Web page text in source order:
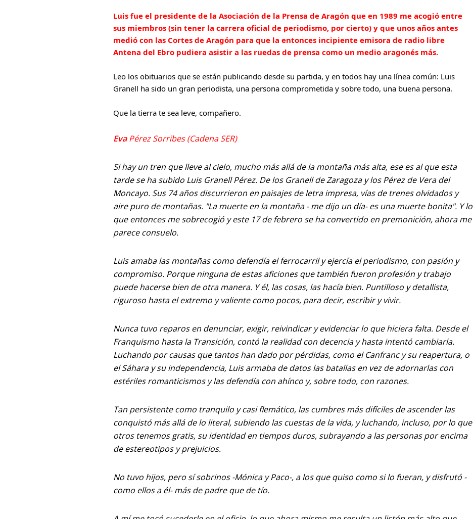
Luis fue el presidente de la Asociación de la Prensa de Aragón que en 1989 me acogió entre
sus miembros (sin tener la carrera oficial de periodismo, por cierto) y que unos años antes
medió con las Cortes de Aragón para que la entonces incipiente emisora de radio libre
Antena del Ebro pudiera asistir a las ruedas de prensa como un medio aragonés más.
Leo los obituarios que se están publicando desde su partida, y en todos hay una línea común: Luis
Granell ha sido un gran periodista, una persona comprometida y sobre todo, una buena persona.
Que la tierra te sea leve, compañero.
EvaPérez Sorribes (Cadena SER)
Si hay un tren que lleve al cielo, mucho más allá de la montaña más alta, ese es al que esta
tarde se ha subido Luis Granell Pérez. De los Granell de Zaragoza y los Pérez de Vera del
Moncayo. Sus 74 años discurrieron en paisajes de letra impresa, vías de trenes olvidados y
aire puro de montañas. "La muerte en la montaña - me dijo un día- es una muerte bonita". Y lo
que entonces me sobrecogió y este 17 de febrero se ha convertido en premonición, ahora me
parece consuelo.
Luis amaba las montañas como defendía el ferrocarril y ejercía el periodismo, con pasión y
compromiso. Porque ninguna de estas aficiones que también fueron profesión y trabajo
puede hacerse bien de otra manera. Y él, las cosas, las hacía bien. Puntilloso y detallista,
riguroso hasta el extremo y valiente como pocos, para decir, escribir y vivir.
Nunca tuvo reparos en denunciar, exigir, reivindicar y evidenciar lo que hiciera falta. Desde el
Franquismo hasta la Transición, contó la realidad con decencia y hasta intentó cambiarla.
Luchando por causas que tantos han dado por pérdidas, como el Canfranc y su reapertura, o
el Sáhara y su independencia, Luis armaba de datos las batallas en vez de adornarlas con
estériles romanticismos y las defendía con ahínco y, sobre todo, con razones.
Tan persistente como tranquilo y casi flemático, las cumbres más difíciles de ascender las
conquistó más allá de lo literal, subiendo las cuestas de la vida, y luchando, incluso, por lo que
otros tenemos gratis, su identidad en tiempos duros, subrayando a las personas por encima
de estereotipos y prejuicios.
No tuvo hijos, pero sí sobrinos -Mónica y Paco-, a los que quiso como si lo fueran, y disfrutó -
como ellos a él- más de padre que de tío.